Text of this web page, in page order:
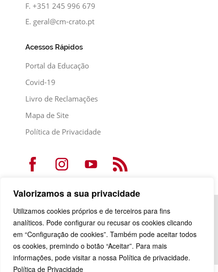
Valorizamos a sua privacidade
Utilizamos cookies próprios e de terceiros para fins
analíticos. Pode configurar ou recusar os cookies clicando
em “Configuração de cookies”. Também pode aceitar todos
os cookies, premindo o botão “Aceitar”. Para mais
informações, pode visitar a nossa Política de privacidade.
Política de Privacidade
F.+351 245 996 679
E. geral@cm-crato.pt
Acessos Rápidos
Portal da Educação
Covid-19
Livro de Reclamações
Mapa de Site
Política de Privacidade